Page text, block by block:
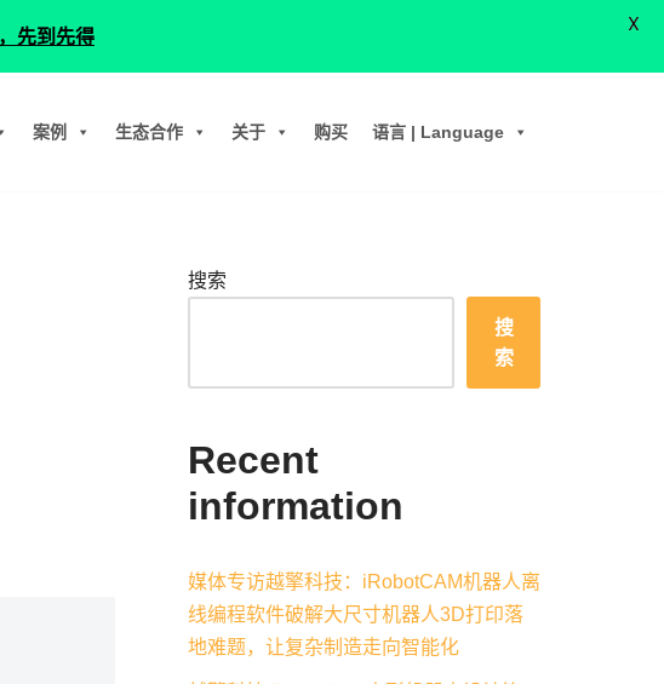
案例 生态合作 关于 购买 语言 | Language
搜索
搜
索
Recent
information
媒体专访越擎科技：iRobotCAM机器人离
线编程软件破解大尺寸机器人3D打印落
地难题，让复杂制造走向智能化
先到先得 X